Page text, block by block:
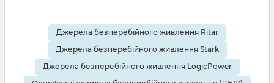
Джерела безперебійного живлення Ritar
Джерела безперебійного живлення Stark
Джерела безперебійного живлення LogicPower